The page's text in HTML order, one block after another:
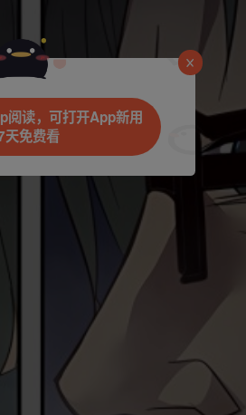
阅读，可打开App新用
天免费看
漫App继续阅读
立即前往